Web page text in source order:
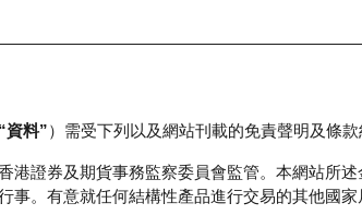
正股資料及市場統計 瑞銀輪證教室
“資料”）需受下列以及網站刊載的免責聲明及條款
港證券及期貨事務監察委員會監管。本網站所述
事。有意就任何結構性產品進行交易的其他國家